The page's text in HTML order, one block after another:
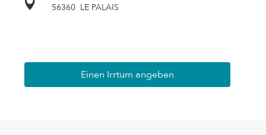
56360 LE PALAIS
Einen Irrtum angeben